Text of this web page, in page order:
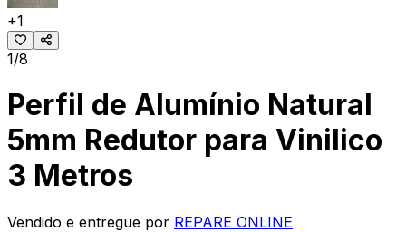
+1
1/8
Perfil de Alumínio Natural
5mm Redutor para Vinilico
3 Metros
Vendido e entregue por REPARE ONLINE